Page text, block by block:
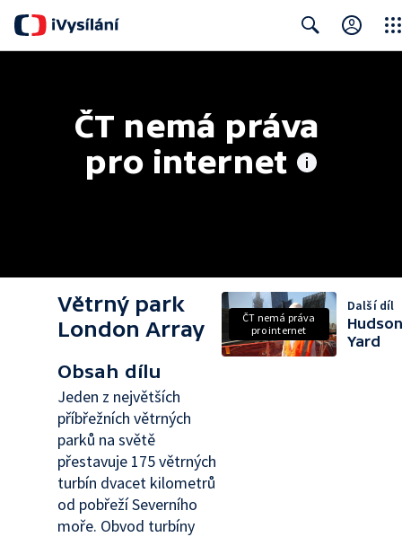
ČT nemá práva
pro internet
Větrný park
London Array
Obsah dílu
Jeden z největších
příbřežních větrných
parků na světě
přestavuje 175 větrných
turbín dvacet kilometrů
od pobřeží Severního
moře. Obvod turbíny
ČT nemá práva
pro internet
Další díl
Hudson
Yard